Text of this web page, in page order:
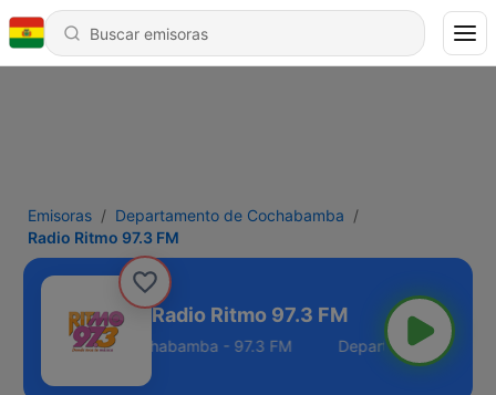
Emisoras
Departamento de Cochabamba
Radio Ritmo 97.3 FM
Radio Ritmo 97.3 FM
de Cochabamba - 97.3 FM